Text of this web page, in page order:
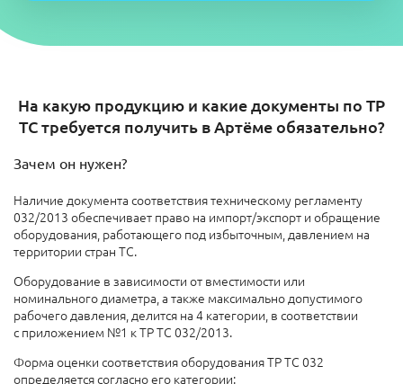
На какую продукцию и какие документы по ТР
ТС требуется получить в Артёме​ обязательно?
Зачем он нужен?
Наличие документа соответствия техническому регламенту
032/2013 обеспечивает право на импорт/экспорт и обращение
оборудования, работающего под избыточным, давлением на
территории стран ТС.
Оборудование в зависимости от вместимости или
номинального диаметра, а также максимально допустимого
рабочего давления, делится на 4 категории, в соответствии
с приложением №1 к ТР ТС 032/2013.
Форма оценки соответствия оборудования ТР ТС 032
определяется согласно его категории: